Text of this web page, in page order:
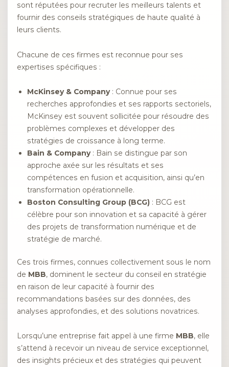
sont réputées pour recruter les meilleurs talents et
fournir des conseils stratégiques de haute qualité à
leurs clients.
Chacune de ces firmes est reconnue pour ses
expertises spécifiques :
McKinsey & Company: Connue pour ses
recherches approfondies et ses rapports sectoriels,
McKinsey est souvent sollicitée pour résoudre des
problèmes complexes et développer des
stratégies de croissance à long terme.
Bain & Company: Bain se distingue par son
approche axée sur les résultats et ses
compétences en fusion et acquisition, ainsi qu’en
transformation opérationnelle.
Boston Consulting Group (BCG) : BCG est
célèbre pour son innovation et sa capacité à gérer
des projets de transformation numérique et de
stratégie de marché.
Ces trois firmes, connues collectivement sous le nom
de MBB, dominent le secteur du conseil en stratégie
en raison de leur capacité à fournir des
recommandations basées sur des données, des
analyses approfondies, et des solutions novatrices.
Lorsqu’une entreprise fait appel à une firme MBB, elle
s’attend à recevoir un niveau de service exceptionnel,
des insights précieux et des stratégies qui peuvent